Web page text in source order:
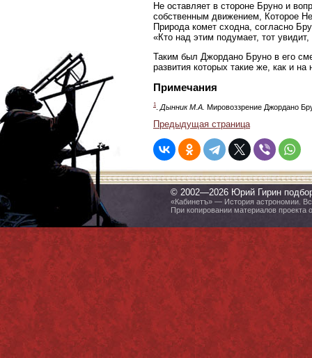
Не оставляет в стороне Бруно и
собственным движением, Которое
Природа комет сходна, согласно
«Кто над этим подумает, тот
Таким был Джордано Бруно в его
развития которых такие же, как и
Примечания
1 Дынник М.А. Мировоззрение Джордано
Предыдущая страница
© 2002—2026 Юрий Гирин
«Кабинетъ» — История астрономии.
При копировании материалов проекта